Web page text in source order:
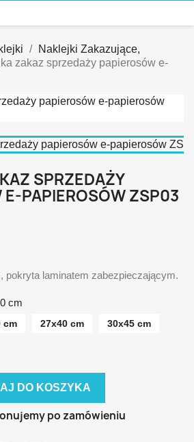
Naklejki Zakazujące,
zakaz sprzedaży papierosów e-
SPRZEDAŻY
E-PAPIEROSÓW ZSP03
pokryta laminatem zabezpieczającym.
cm
cm 27x40 cm 30x45 cm
DO KOSZYKA
po zamówieniu